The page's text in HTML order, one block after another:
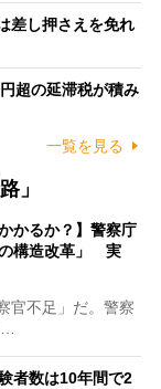
差し押さえを免れ
超の延滞税が積み
一覧を見る
」
かるか？】警察庁
構造改革」 実
官不足」だ。警察
…
者数は10年間で2